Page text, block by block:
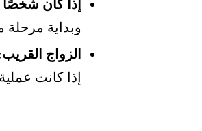
إذا كان
وبداية مرحلة
الزواج
إذا كانت